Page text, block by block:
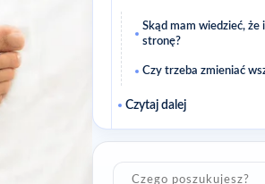
Skąd mam wiedzieć, że
stronę?
Czy trzeba zmieniać
Czytaj dalej
Jak sensownie wzmocnić
Krótki plan działania